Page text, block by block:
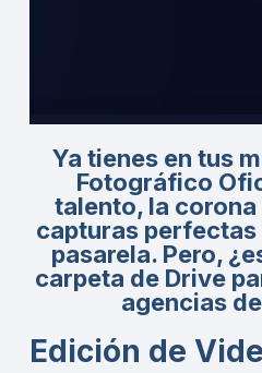
Ya tienes en tus
Fotográfico
talento, la corona
capturas perfectas
pasarela. Pero,
carpeta de Drive
agencias
Edición de